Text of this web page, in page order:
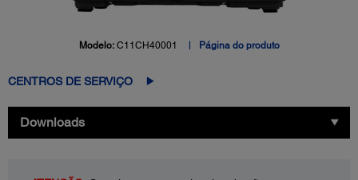
Modelo: C11CH40001 Página do produto
CENTROS DE SERVIÇO
Downloads